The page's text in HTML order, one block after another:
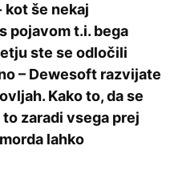
kot še nekaj
pojavom t.i. bega
ste se odločili
– Dewesoft razvijate
Kako to, da se
zaradi vsega prej
lahko